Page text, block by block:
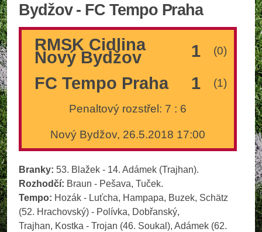
Bydžov - FC Tempo Praha
RMSK Cidlina
Nový Bydžov 1 (0)
FC Tempo Praha 1 (1)
Penaltový rozstřel: 7 : 6
Nový Bydžov, 26.5.2018 17:00
Branky: 53. Blažek - 14. Adámek (Trajhan).
Rozhodčí: Braun - Pešava, Tuček.
Tempo: Hozák - Luťcha, Hampapa, Buzek, Schätz
(52. Hrachovský) - Polívka, Dobřanský,
Trajhan, Kostka - Trojan (46. Soukal), Adámek (62.